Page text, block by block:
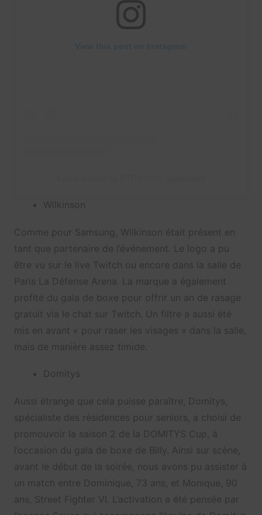
Wilkinson
Comme pour Samsung, Wilkinson était présent en
tant que partenaire de l’événement. Le logo a pu
être vu sur le live Twitch ou encore dans la salle de
Paris La Défense Arena. La marque a également
profité du gala de boxe pour offrir un an de rasage
gratuit via le chat sur Twitch. Un filtre a aussi été
mis en avant « pour raser les visages » dans la salle,
mais de manière assez timide.
Domitys
Aussi étrange que cela puisse paraître, Domitys,
spécialiste des résidences pour seniors, a choisi de
promouvoir la saison 2 de la DOMITYS Cup, à
l’occasion du gala de boxe de Billy. Ainsi sur scène,
avant le début de la soirée, nous avons pu assister à
un match entre Dominique, 73 ans, et Monique, 90
ans, Street Fighter VI. L’activation a été pensée par